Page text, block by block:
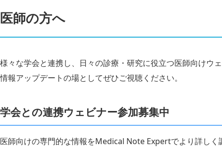
医師の方へ
様々な学会と連携し、日々の診療・研究に役立つ医師向けウ
情報アップデートの場としてぜひご視聴ください。
学会との連携ウェビナー参加募集中
医師向けの専門的な情報をMedical Note Expertでより詳しく